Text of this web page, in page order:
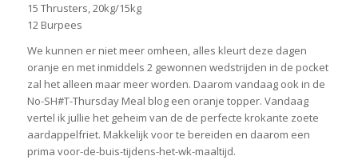
15 Thrusters, 20kg/15kg
12 Burpees
We kunnen er niet meer omheen, alles kleurt deze dagen
oranje en met inmiddels 2 gewonnen wedstrijden in de pocket
zal het alleen maar meer worden. Daarom vandaag ook in de
No-SH#T-Thursday Meal blog een oranje topper. Vandaag
vertel ik jullie het geheim van de de perfecte krokante zoete
aardappelfriet. Makkelijk voor te bereiden en daarom een
prima voor-de-buis-tijdens-het-wk-maaltijd.